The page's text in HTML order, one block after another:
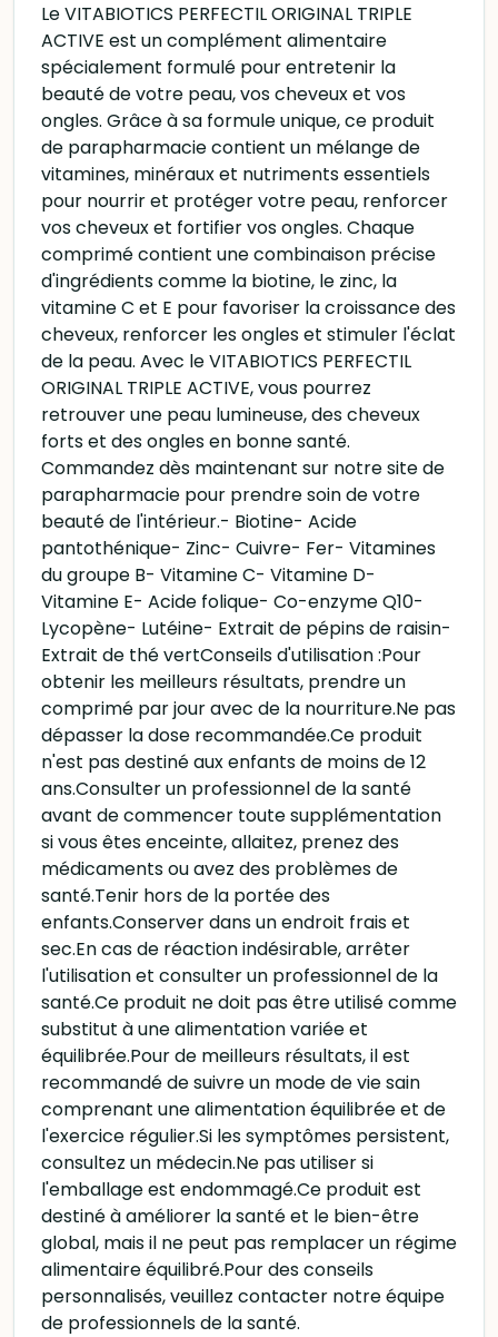
Le VITABIOTICS PERFECTIL ORIGINAL TRIPLE
ACTIVE est un complément alimentaire
spécialement formulé pour entretenir la
beauté de votre peau, vos cheveux et vos
ongles. Grâce à sa formule unique, ce produit
de parapharmacie contient un mélange de
vitamines, minéraux et nutriments essentiels
pour nourrir et protéger votre peau, renforcer
vos cheveux et fortifier vos ongles. Chaque
comprimé contient une combinaison précise
d'ingrédients comme la biotine, le zinc, la
vitamine C et E pour favoriser la croissance des
cheveux, renforcer les ongles et stimuler l'éclat
de la peau. Avec le VITABIOTICS PERFECTIL
ORIGINAL TRIPLE ACTIVE, vous pourrez
retrouver une peau lumineuse, des cheveux
forts et des ongles en bonne santé.
Commandez dès maintenant sur notre site de
parapharmacie pour prendre soin de votre
beauté de l'intérieur.- Biotine- Acide
pantothénique- Zinc- Cuivre- Fer- Vitamines
du groupe B- Vitamine C- Vitamine D-
Vitamine E- Acide folique- Co-enzyme Q10-
Lycopène- Lutéine- Extrait de pépins de raisin-
Extrait de thé vertConseils d'utilisation :Pour
obtenir les meilleurs résultats, prendre un
comprimé par jour avec de la nourriture.Ne pas
dépasser la dose recommandée.Ce produit
n'est pas destiné aux enfants de moins de 12
ans.Consulter un professionnel de la santé
avant de commencer toute supplémentation
si vous êtes enceinte, allaitez, prenez des
médicaments ou avez des problèmes de
santé.Tenir hors de la portée des
enfants.Conserver dans un endroit frais et
sec.En cas de réaction indésirable, arrêter
l'utilisation et consulter un professionnel de la
santé.Ce produit ne doit pas être utilisé comme
substitut à une alimentation variée et
équilibrée.Pour de meilleurs résultats, il est
recommandé de suivre un mode de vie sain
comprenant une alimentation équilibrée et de
l'exercice régulier.Si les symptômes persistent,
consultez un médecin.Ne pas utiliser si
l'emballage est endommagé.Ce produit est
destiné à améliorer la santé et le bien-être
global, mais il ne peut pas remplacer un régime
alimentaire équilibré.Pour des conseils
personnalisés, veuillez contacter notre équipe
de professionnels de la santé.